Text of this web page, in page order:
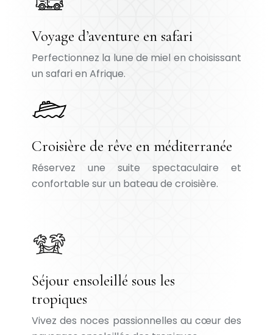
Voyage d’aventure en safari
Perfectionnez la lune de miel en choisissant
un safari en Afrique.
Croisière de rêve en méditerranée
Réservez une suite spectaculaire et
confortable sur un bateau de croisière.
Séjour ensoleillé sous les
tropiques
Vivez des noces passionnelles au cœur des